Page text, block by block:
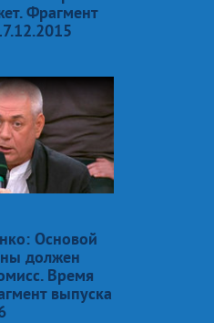
Фрагмент
Основой
должен
Время
выпуска